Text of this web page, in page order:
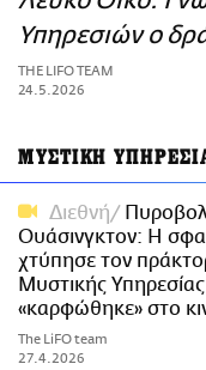
ΑΜΠΑ
PRINT
Υπηρεσιών ο
THE LIFO TEAM
24.5.2026
ΜΥΣΤΙΚΗ
Διεθνή
Ουάσινγκτον: Η
χτύπησε τον
Μυστικής Υπηρεσίας
«καρφώθηκε» στο
The LiFO team
27.4.2026